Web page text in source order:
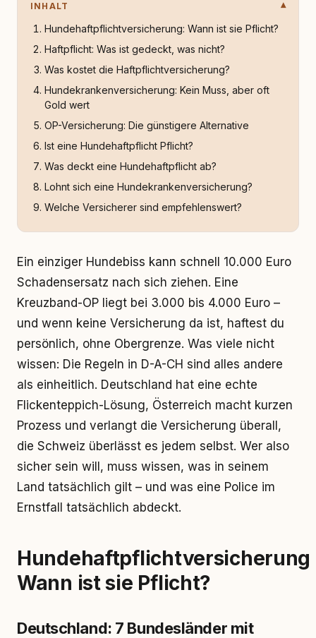
INHALT
Hundehaftpflichtversicherung: Wann ist sie Pflicht?
Haftpflicht: Was ist gedeckt, was nicht?
Was kostet die Haftpflichtversicherung?
Hundekrankenversicherung: Kein Muss, aber oft
Gold wert
OP-Versicherung: Die günstigere Alternative
Ist eine Hundehaftpflicht Pflicht?
Was deckt eine Hundehaftpflicht ab?
Lohnt sich eine Hundekrankenversicherung?
Welche Versicherer sind empfehlenswert?
Ein einziger Hundebiss kann schnell 10.000 Euro
Schadensersatz nach sich ziehen. Eine
Kreuzband-OP liegt bei 3.000 bis 4.000 Euro –
und wenn keine Versicherung da ist, haftest du
persönlich, ohne Obergrenze. Was viele nicht
wissen: Die Regeln in D-A-CH sind alles andere
als einheitlich. Deutschland hat eine echte
Flickenteppich-Lösung, Österreich macht kurzen
Prozess und verlangt die Versicherung überall,
die Schweiz überlässt es jedem selbst. Wer also
sicher sein will, muss wissen, was in seinem
Land tatsächlich gilt – und was eine Police im
Ernstfall tatsächlich abdeckt.
Hundehaftpflichtversicherung:
Wann ist sie Pflicht?
Deutschland: 7 Bundesländer mit